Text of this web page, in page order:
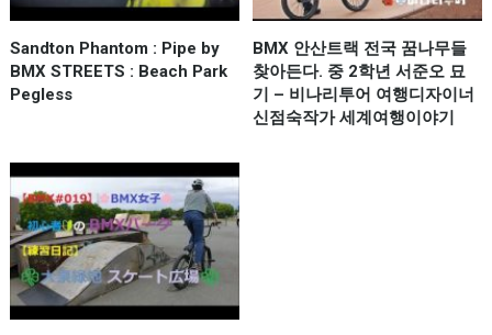
Sandton Phantom : Pipe by
BMX STREETS : Beach Park
Pegless
BMX 안산트랙 전국 꿈나무들
찾아든다. 중 2학년 서준오 묘
기 – 비나리투어 여행디자이너
신점숙작가 세계여행이야기